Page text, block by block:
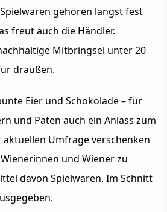
gehören längst fest
freut auch die Händler.
Mitbringsel unter 20
draußen.
Eier und Schokolade – für
und Paten auch ein Anlass zum
aktuellen Umfrage verschenken
und Wiener zu
davon Spielwaren. Im Schnitt